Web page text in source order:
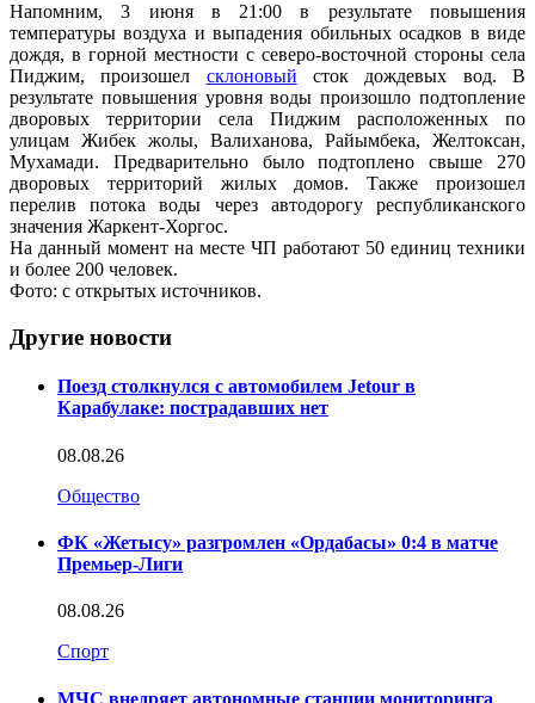
Напомним, 3 июня в 21:00 в результате повышения
температуры воздуха и выпадения обильных осадков в виде
дождя, в горной местности с северо-восточной стороны села
Пиджим, произошел склоновый сток дождевых вод. В
результате повышения уровня воды произошло подтопление
дворовых территории села Пиджим расположенных по
улицам Жибек жолы, Валиханова, Райымбека, Желтоксан,
Мухамади. Предварительно было подтоплено свыше 270
дворовых территорий жилых домов. Также произошел
перелив потока воды через автодорогу республиканского
значения Жаркент-Хоргос.
На данный момент на месте ЧП работают 50 единиц техники
и более 200 человек.
Фото: с открытых источников.
Другие новости
Поезд столкнулся с автомобилем Jetour в
Карабулаке: пострадавших нет
08.08.26
Общество
ФК «Жетысу» разгромлен «Ордабасы» 0:4 в матче
Премьер-Лиги
08.08.26
Спорт
МЧС внедряет автономные станции мониторинга